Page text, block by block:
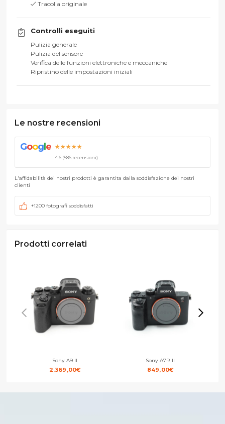
Tracolla originale
Controlli eseguiti
Pulizia generale
Pulizia del sensore
Verifica delle funzioni elettroniche e meccaniche
Ripristino delle impostazioni iniziali
Le nostre recensioni
Goog e ★★★★★
4.6 (586 recensioni)
L'affidabilità dei nostri prodotti è garantita dalla soddisfazione dei nostri
clienti
+1200 fotografi soddisfatti
Prodotti correlati
Sony A9 II
2.369,00€
Sony A7R II
849,00€